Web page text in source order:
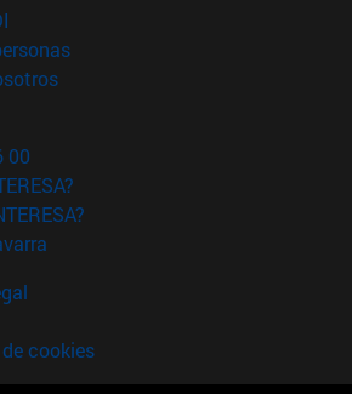
(abre en nueva ventana)
(abre en nueva ventana)
00
cookies